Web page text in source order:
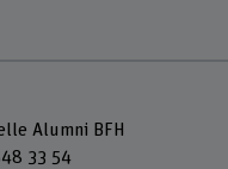
Alumni BFH
33 54